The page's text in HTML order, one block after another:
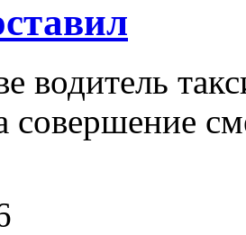
водитель
совершение